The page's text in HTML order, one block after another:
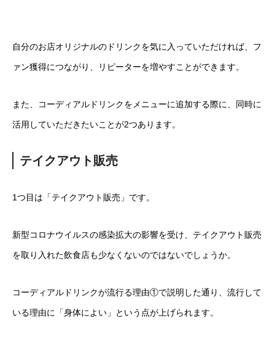
自分のお店オリジナルのドリンクを気に入っていただければ、フ
ァン獲得につながり、リピーターを増やすことができます。
また、コーディアルドリンクをメニューに追加する際に、同時に
活用していただきたいことが2つあります。
テイクアウト販売
1つ目は「テイクアウト販売」です。
新型コロナウイルスの感染拡大の影響を受け、テイクアウト販売
を取り入れた飲食店も少なくないのではないでしょうか。
コーディアルドリンクが流行る理由①で説明した通り、流行して
いる理由に「身体によい」という点が上げられます。